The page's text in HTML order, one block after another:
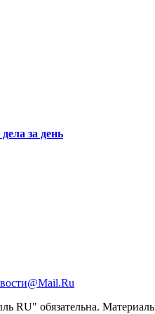
за день
обязательна. Материалы